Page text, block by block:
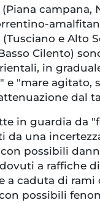
(Piana campana,
e Alto
Cilento)
in
e "mare agitato,
dal
in guardia da
da una
possibili
a raffiche
a caduta di rami
possibili